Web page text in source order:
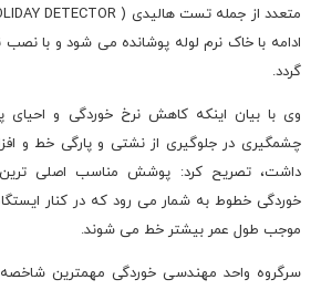
ادامه با خاک نرم لوله پوشانده می شود و با
گردد.
وی با بیان اینکه کاهش نرخ خوردگی و
چشمگیری در جلوگیری از نشتی و پارگی خط و
داشت، تصریح کرد: پوشش مناسب اصلی ترین
خوردگی خطوط به شمار می رود که در کنار
موجب طول عمر بیشتر خط می شوند.
سرگروه واحد مهندسی خوردگی مهمترین شاخصه